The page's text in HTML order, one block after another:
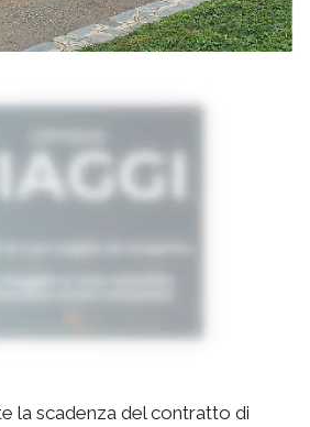
la scadenza del contratto di